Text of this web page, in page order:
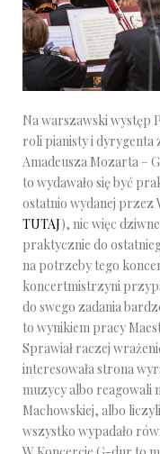
Na warszawski występ
roli pianisty i dyrygenta
Amadeusza Mozarta –
to wydawało się być
ostatnio wydanej przez
TUTAJ), nic więc
praktycznie do
na potrzeby tego
koncertmistrzyni
do swego zadania
to wynikiem pracy
Sprawiał raczej
interesowała strona
muzycy albo reagowali
Machowskiej, albo
wszystko wypadało